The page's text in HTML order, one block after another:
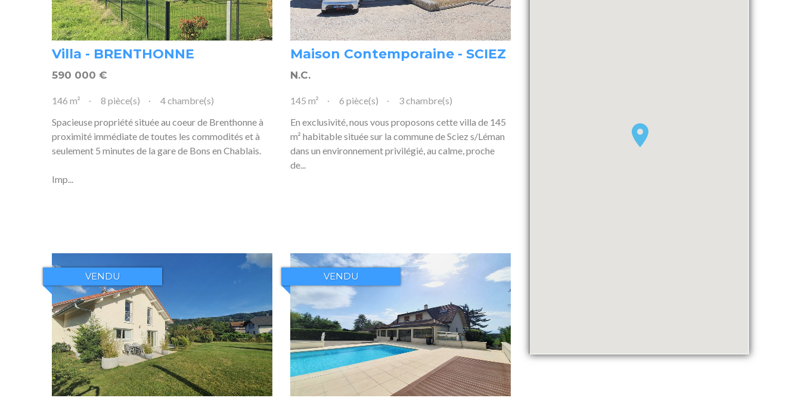
Villa - BRENTHONNE
590 000 €
146 m² 8 pièce(s)
4 chambre(s)
Spacieuse propriété située au coeur de Brenthonne à
proximité immédiate de toutes les commodités et à
seulement 5 minutes de la gare de Bons en Chablais.
Imp...
Maison Contemporaine - SCIEZ
N.C.
145 m² 6 pièce(s)
3 chambre(s)
En exclusivité, nous vous proposons cette villa de 145
m² habitable située sur la commune de Sciez s/Léman
dans un environnement privilégié, au calme, proche
de...
VENDU VENDU